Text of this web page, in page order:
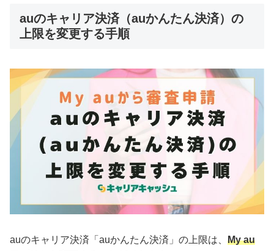
auのキャリア決済（auかんたん決済）の
上限を変更する手順
auのキャリア決済「auかんたん決済」の上限は、 My au